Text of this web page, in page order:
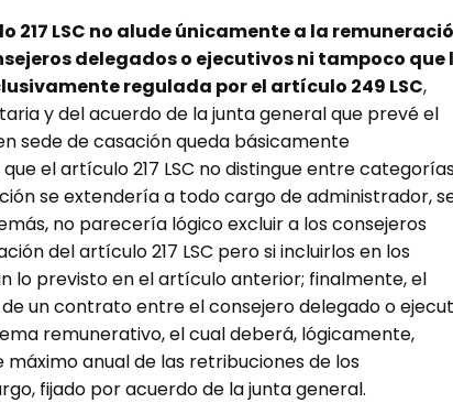
217 LSC no alude únicamente a la
delegados o ejecutivos ni tampoco que
regulada por el artículo 249 LSC,
y del acuerdo de la junta general que prevé el
sede de casación queda básicamente
el artículo 217 LSC no distingue entre
se extendería a todo cargo de administrador,
no parecería lógico excluir a los consejeros
del artículo 217 LSC pero si incluirlos en los
lo previsto en el artículo anterior; finalmente, el
un contrato entre el consejero delegado o
remunerativo, el cual deberá, lógicamente,
anual de las retribuciones de los
fijado por acuerdo de la junta general.